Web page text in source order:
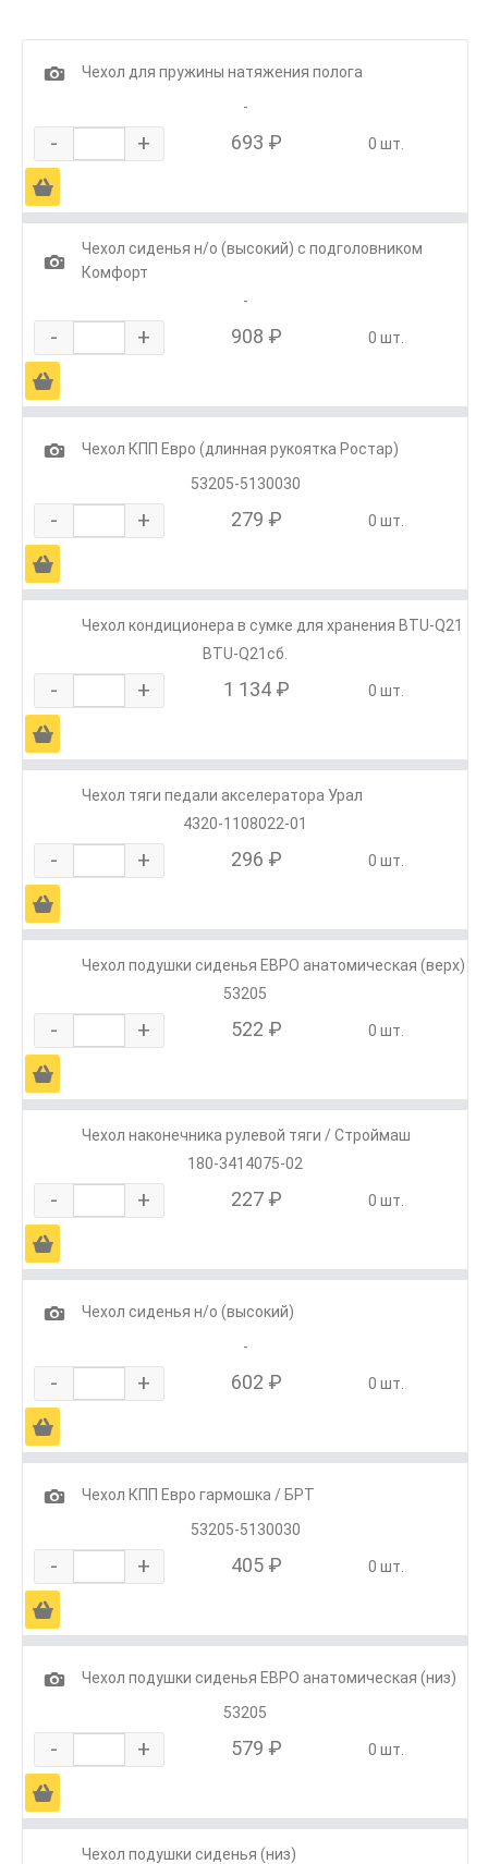
1
Чехол для пружины натяжения полога
-
- + 693 ₽ 0 шт.
Ä
1
Чехол сиденья н/о (высокий) с подголовником
Комфорт
-
- + 908 ₽ 0 шт.
Ä
1
Чехол КПП Евро (длинная рукоятка Ростар)
53205-5130030
- + 279 ₽ 0 шт.
Ä
Чехол кондиционера в сумке для хранения BTU-Q21
BTU-Q21сб.
- + 1 134 ₽ 0 шт.
Ä
Чехол тяги педали акселератора Урал
4320-1108022-01
- + 296 ₽ 0 шт.
Ä
Чехол подушки сиденья ЕВРО анатомическая (верх)
53205
- + 522 ₽ 0 шт.
Ä
Чехол наконечника рулевой тяги / Строймаш
180-3414075-02
- + 227 ₽ 0 шт.
Ä
1
Чехол сиденья н/о (высокий)
-
- + 602 ₽ 0 шт.
Ä
1
Чехол КПП Евро гармошка / БРТ
53205-5130030
- + 405 ₽ 0 шт.
Ä
1
Чехол подушки сиденья ЕВРО анатомическая (низ)
53205
- + 579 ₽ 0 шт.
Ä
Чехол подушки сиденья (низ)